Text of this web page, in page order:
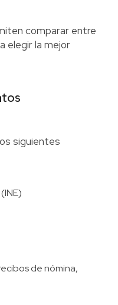
comparar entre
elegir la mejor
siguientes
de nómina,